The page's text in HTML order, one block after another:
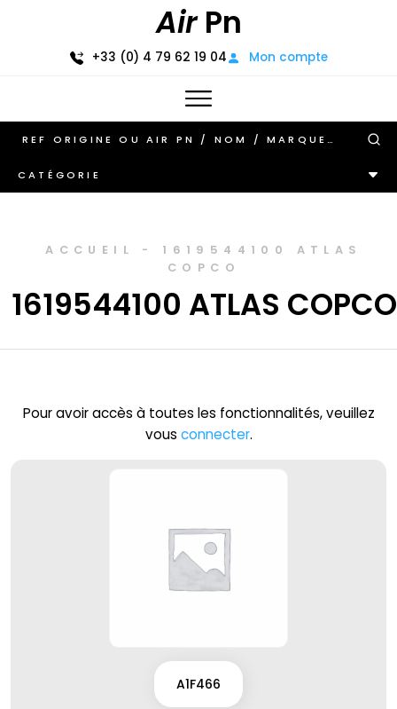
AirPn
+33 (0) 4 79 62 19 04 Mon compte
CATÉGORIE
ACCUEIL - 1619544100 ATLAS
COPCO
1619544100 ATLAS COPCO
Pour avoir accès à toutes les fonctionnalités, veuillez
vous connecter.
A1F466